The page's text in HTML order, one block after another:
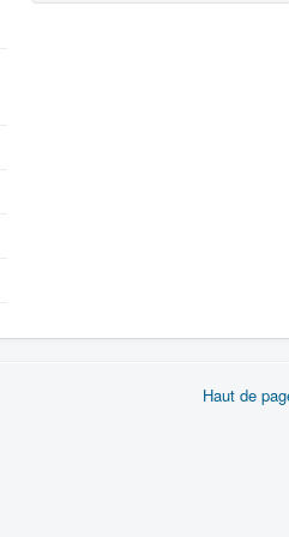
Haut de